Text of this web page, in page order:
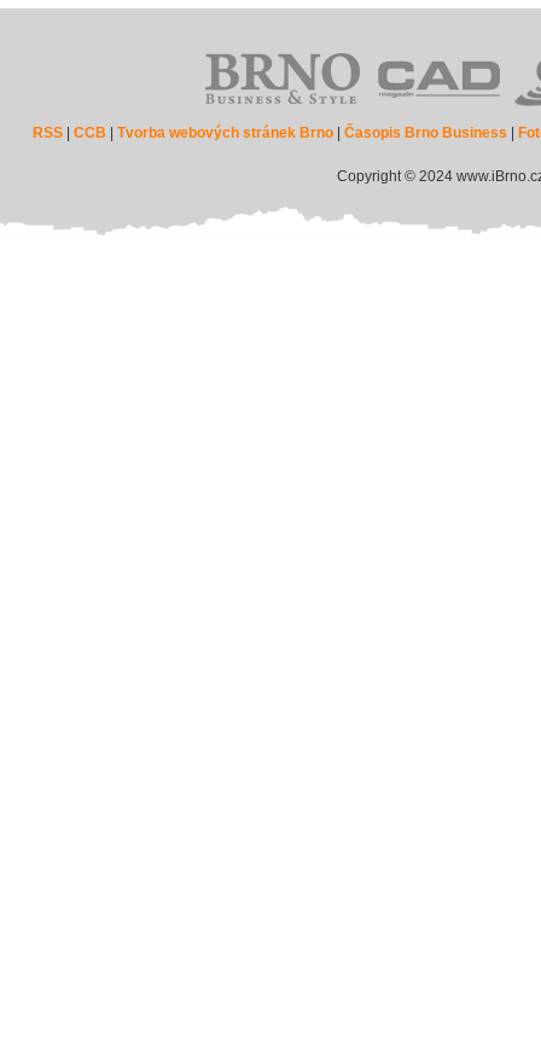
RSS |CCB |Tvorba webových stránek Brno |Časopis Brno Business
Copyright © 2024